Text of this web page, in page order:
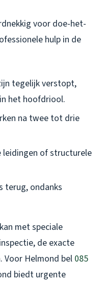
voor doe-het-
hulp in de
tegelijk verstopt,
het hoofdriool.
na twee tot drie
leidingen of structurele
terug, ondanks
met speciale
de exacte
Voor Helmond bel 085
biedt urgente